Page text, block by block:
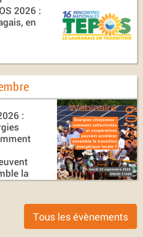
2026 :
en
:
la
Tous les évènements